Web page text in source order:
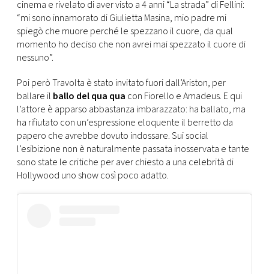
CONSIGLIA
cinema e rivelato di aver visto a 4 anni “La strada” di Fellini:
“mi sono innamorato di Giulietta Masina, mio padre mi
spiegò che muore perché le spezzano il cuore, da qual
momento ho deciso che non avrei mai spezzato il cuore di
nessuno”.
Poi però Travolta è stato invitato fuori dall’Ariston, per
ballare il ballo del qua qua con Fiorello e Amadeus. E qui
l’attore è apparso abbastanza imbarazzato: ha ballato, ma
ha rifiutato con un’espressione eloquente il berretto da
papero che avrebbe dovuto indossare. Sui social
l’esibizione non è naturalmente passata inosservata e tante
sono state le critiche per aver chiesto a una celebrità di
Hollywood uno show così poco adatto.